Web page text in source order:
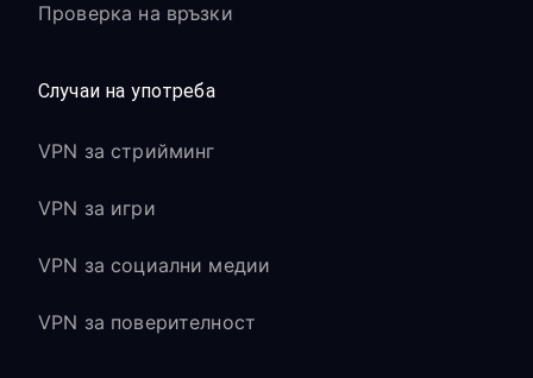
Проверка на връзки
Случаи на употреба
VPN за стрийминг
VPN за игри
VPN за социални медии
VPN за поверителност